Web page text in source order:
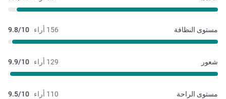
156 أراء 9.8/10 مستوى النظافة
129 أراء 9.9/10 شعور
110 أراء 9.5/10 مستوى الراحة